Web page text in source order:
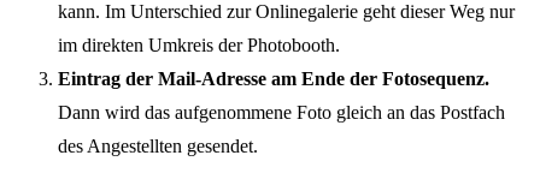
kann. Im Unterschied zur Onlinegalerie geht dieser Weg nur
im direkten Umkreis der Photobooth.
Eintrag der Mail-Adresse am Ende der Fotosequenz.
Dann wird das aufgenommene Foto gleich an das Postfach
des Angestellten gesendet.